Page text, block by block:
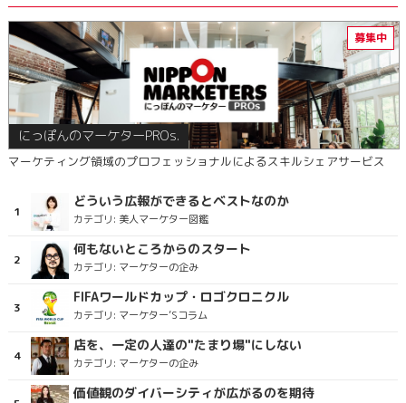
にっぽんのマーケターPROs.
マーケティング領域のプロフェッショナルによるスキルシェアサービス
どういう広報ができるとベストなのか
カテゴリ: 美人マーケター図鑑
何もないところからのスタート
カテゴリ: マーケターの企み
FIFAワールドカップ・ロゴクロニクル
カテゴリ: マーケター’Sコラム
店を、一定の人達の"たまり場"にしない
カテゴリ: マーケターの企み
価値観のダイバーシティが広がるのを期待